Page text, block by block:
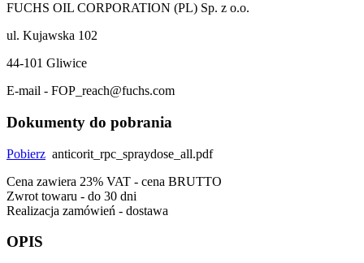
FUCHS OIL CORPORATION (PL) Sp. z o.o.
ul. Kujawska 102
44-101 Gliwice
E-mail - FOP_reach@fuchs.com
Dokumenty do pobrania
Pobierz anticorit_rpc_spraydose_all.pdf
Cena zawiera 23% VAT - cena BRUTTO
Zwrot towaru - do 30 dni
Realizacja zamówień - dostawa
OPIS